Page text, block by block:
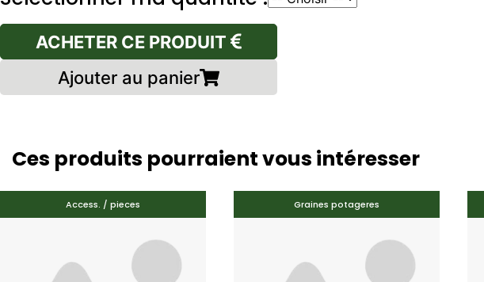
ACHETER CE PRODUIT
Ajouter au panier
Ces produits pourraient vous intéresser
Access. / pieces Graines potageres